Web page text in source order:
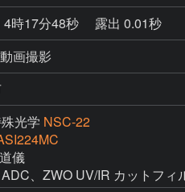
時17分48秒
露出 0.01秒
画撮影
光学 NSC-22
儀
、ZWO UV/IR カットフィ